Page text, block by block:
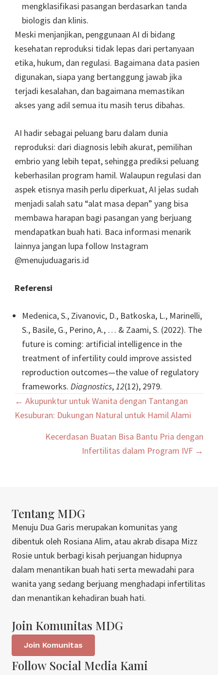
mengklasifikasi pasangan berdasarkan tanda
biologis dan klinis.
Meski menjanjikan, penggunaan AI di bidang
kesehatan reproduksi tidak lepas dari pertanyaan
etika, hukum, dan regulasi. Bagaimana data pasien
digunakan, siapa yang bertanggung jawab jika
terjadi kesalahan, dan bagaimana memastikan
akses yang adil semua itu masih terus dibahas.
AI hadir sebagai peluang baru dalam dunia
reproduksi: dari diagnosis lebih akurat, pemilihan
embrio yang lebih tepat, sehingga prediksi peluang
keberhasilan program hamil. Walaupun regulasi dan
aspek etisnya masih perlu diperkuat, AI jelas sudah
menjadi salah satu “alat masa depan” yang bisa
membawa harapan bagi pasangan yang berjuang
mendapatkan buah hati. Baca informasi menarik
lainnya jangan lupa follow Instagram
@menujuduagaris.id
Referensi
Medenica, S., Zivanovic, D., Batkoska, L., Marinelli,
S., Basile, G., Perino, A., … & Zaami, S. (2022). The
future is coming: artificial intelligence in the
treatment of infertility could improve assisted
reproduction outcomes—the value of regulatory
frameworks. Diagnostics,12(12), 2979.
Posts
navigation
← Akupunktur untuk Wanita dengan Tantangan
Kesuburan: Dukungan Natural untuk Hamil Alami
Kecerdasan Buatan Bisa Bantu Pria dengan
Infertilitas dalam Program IVF →
Tentang MDG
Menuju Dua Garis merupakan komunitas yang
dibentuk oleh Rosiana Alim, atau akrab disapa Mizz
Rosie untuk berbagi kisah perjuangan hidupnya
dalam menantikan buah hati serta mewadahi para
wanita yang sedang berjuang menghadapi infertilitas
dan menantikan kehadiran buah hati.
Join Komunitas MDG
Join Komunitas
Follow Social Media Kami